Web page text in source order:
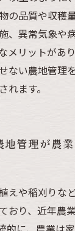
の品質や収穫
、異常気象や
メリットがあ
ない農地管理
ます。
管理が農
えや稲刈りな
おり、近年農